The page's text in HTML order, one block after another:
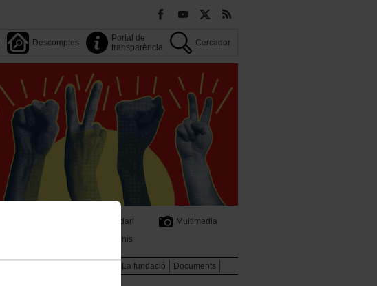
Descomptes
Portal de
transparència
Cercador
Calendari
Multimedia
Convenis
La fundació
Documents